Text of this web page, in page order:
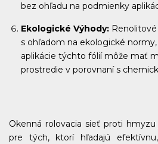
bez ohľadu na podmienky
Ekologické Výhody:
s ohľadom na ekologické
aplikácie týchto fólií môže mať
prostredie v porovnaní s
Okenná rolovacia sieť proti
pre tých, ktorí hľadajú